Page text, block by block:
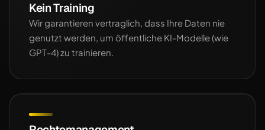
Kein Training
Wir garantieren vertraglich, dass Ihre Daten nie
genutzt werden, um öffentliche KI-Modelle (wie
GPT-4) zu trainieren.